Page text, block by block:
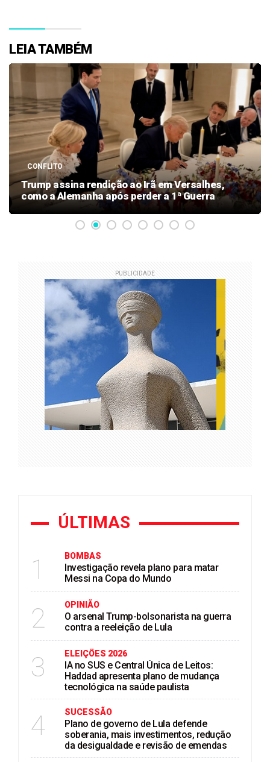
LEIA TAMBÉM
ENCONTRO
EXCLUSIVO: Lula e Trump se cumprimentam no
G7, mas reunião não ocorre
PUBLICIDADE
ÚLTIMAS
1 BOMBAS
Investigação revela plano para matar
Messi na Copa do Mundo
2 OPINIÃO
O arsenal Trump-bolsonarista na guerra
contra a reeleição de Lula
3 ELEIÇÖES 2026
IA no SUS e Central Única de Leitos:
Haddad apresenta plano de mudança
tecnológica na saúde paulista
4 SUCESSÃO
Plano de governo de Lula defende
soberania, mais investimentos, redução
da desigualdade e revisão de emendas